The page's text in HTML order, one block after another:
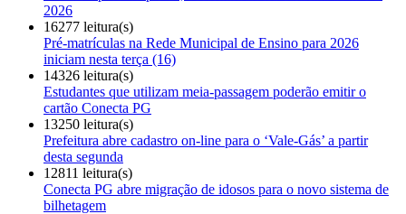
2026
16277 leitura(s)
Pré-matrículas na Rede Municipal de Ensino para 2026
iniciam nesta terça (16)
14326 leitura(s)
Estudantes que utilizam meia-passagem poderão emitir o
cartão Conecta PG
13250 leitura(s)
Prefeitura abre cadastro on-line para o ‘Vale-Gás’ a partir
desta segunda
12811 leitura(s)
Conecta PG abre migração de idosos para o novo sistema de
bilhetagem